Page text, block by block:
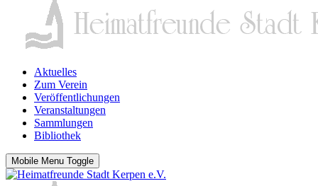
Aktuelles
Zum Verein
Veröffentlichungen
Veranstaltungen
Sammlungen
Bibliothek
Mobile Menu Toggle